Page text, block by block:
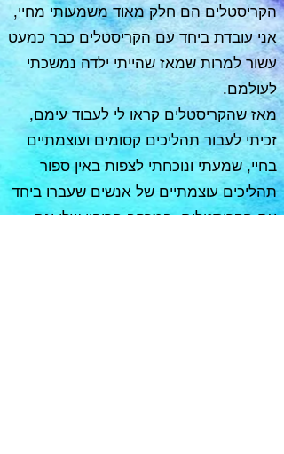
הקריסטלים הם חלק מאוד משמעותי מחיי,
אני עובדת ביחד עם הקריסטלים כבר כמעט
עשור למרות שמאז שהייתי ילדה נמשכתי
לעולמם.
מאז שהקריסטלים קראו לי לעבוד עימם,
זכיתי לעבור תהליכים קסומים ועוצמתיים
בחיי, שמעתי ונוכחתי לצפות באין ספור
תהליכים עוצמתיים של אנשים שעברו ביחד
עם הקריסטלים, במרחב הריפוי שלי וגם